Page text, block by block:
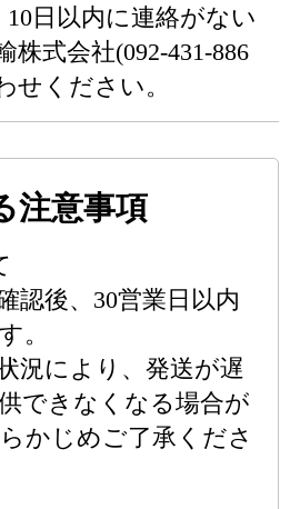
日以内に連絡がない
株式会社(092-431-886
せください。
注意事項
認後、30営業日以内
。
況により、発送が遅
できなくなる場合が
かじめご了承くださ